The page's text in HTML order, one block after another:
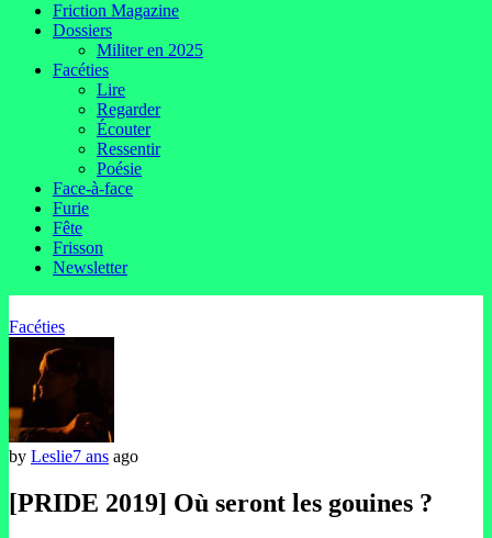
Friction Magazine
Dossiers
Militer en 2025
Facéties
Lire
Regarder
Écouter
Ressentir
Poésie
Face-à-face
Furie
Fête
Frisson
Newsletter
Facéties
by Leslie7 ans ago
[PRIDE 2019] Où seront les gouines ?